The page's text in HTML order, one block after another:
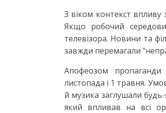
З віком контекст
Якщо робочий
телевізора. Новини та
завжди перемагали
Апофеозом
листопада і 1 травня.
й музика заглушали
який впливав на всі